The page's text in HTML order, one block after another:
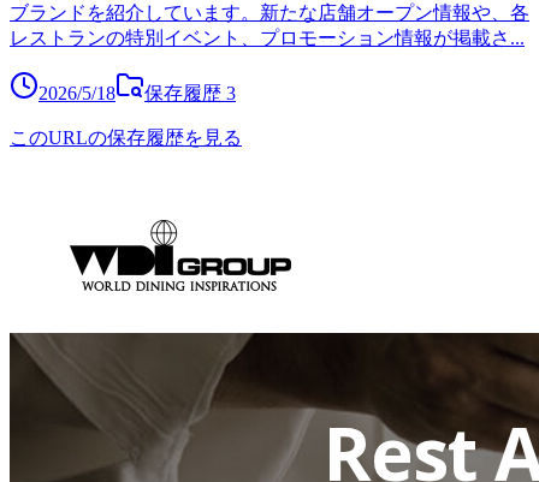
ブランドを紹介しています。新たな店舗オープン情報や、各
レストランの特別イベント、プロモーション情報が掲載さ ...
2026/5/18 保存履歴 3
このURLの保存履歴を見る